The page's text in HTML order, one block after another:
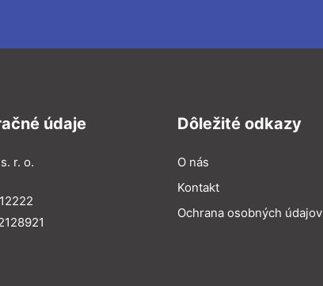
údaje
r. o.
Dôležité odkazy
O nás
Kontakt
Ochrana osobných údajov